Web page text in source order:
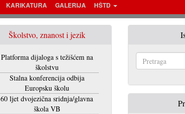
KARIKATURA GALERIJA HŠTD
Školstvo, znanost i jezik
Platforma dijaloga s težišćem na
školstvu
Stalna konferencija odbija
Europsku školu
60 ljet dvojezična sridnja/glavna
škola VB